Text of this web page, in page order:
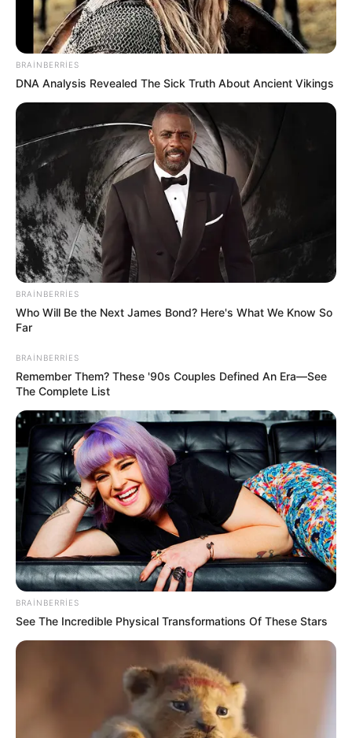
6 avqustda bizi nələr gözləyir? —
Prezidentin fərmanı hansı dəyişikliklərə səbəb
BRAINBERRIES
DNA Analysis Revealed The Sick Truth About Ancient Vikings
BRAINBERRIES
Who Will Be the Next James Bond? Here's What We Know So
Far
BRAINBERRIES
Remember Them? These '90s Couples Defined An Era—See
The Complete List
BRAINBERRIES
See The Incredible Physical Transformations Of These Stars